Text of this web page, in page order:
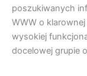
poszukiwanych
WWW o
wysokiej
docelowej grupie